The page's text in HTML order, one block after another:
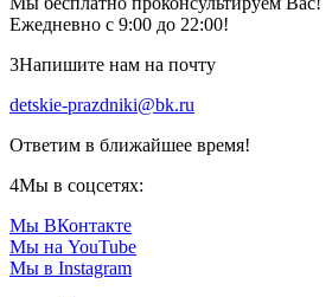
Ежедневно с 9:00 до 22:00!
3Напишите нам на почту
detskie-prazdniki@bk.ru
Ответим в ближайшее время!
4Мы в соцсетях:
Мы ВКонтакте
Мы на YouTube
Мы в Instagram